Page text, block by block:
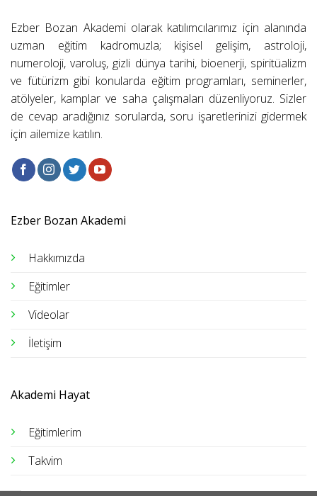
Ezber Bozan Akademi olarak katılımcılarımız için alanında
uzman eğitim kadromuzla; kişisel gelişim, astroloji,
numeroloji, varoluş, gizli dünya tarihi, bioenerji, spiritüalizm
ve fütürizm gibi konularda eğitim programları, seminerler,
atölyeler, kamplar ve saha çalışmaları düzenliyoruz. Sizler
de cevap aradığınız sorularda, soru işaretlerinizi gidermek
için ailemize katılın.
Ezber Bozan Akademi
Hakkımızda
Eğitimler
Videolar
İletişim
Akademi Hayat
Eğitimlerim
Takvim